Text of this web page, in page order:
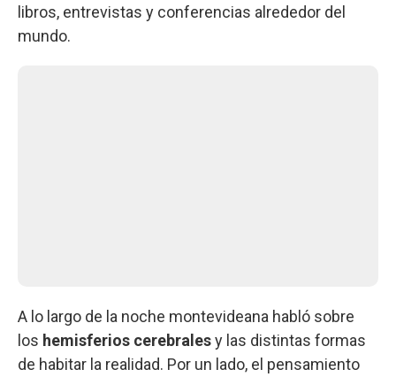
libros, entrevistas y conferencias alrededor del
mundo.
A lo largo de la noche montevideana habló sobre
los hemisferios cerebralesy las distintas formas
de habitar la realidad. Por un lado, el pensamiento